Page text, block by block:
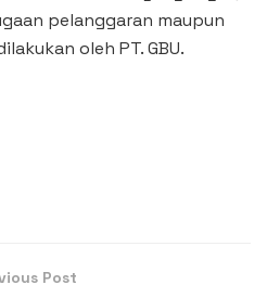
pelanggaran maupun
oleh PT. GBU.
Post